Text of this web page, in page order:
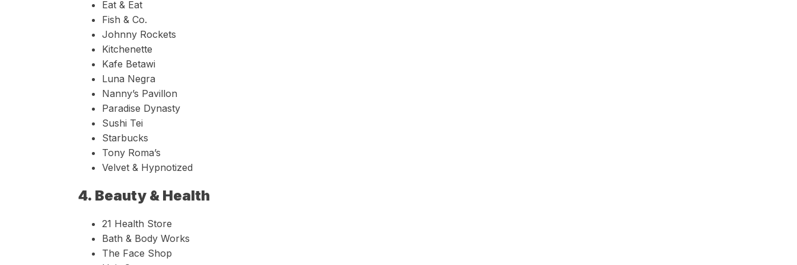
Eat & Eat
Fish & Co.
Johnny Rockets
Kitchenette
Kafe Betawi
Luna Negra
Nanny’s Pavillon
Paradise Dynasty
Sushi Tei
Starbucks
Tony Roma’s
Velvet & Hypnotized
4. Beauty & Health
21 Health Store
Bath & Body Works
The Face Shop